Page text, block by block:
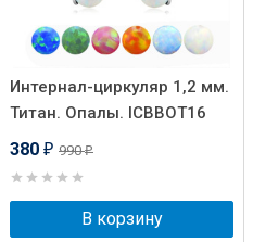
Интернал-циркуляр 1,2 мм.
Титан. Опалы. ICBBOT16
380 ₽ 990₽
В корзину